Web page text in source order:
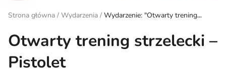
Kontakt
Strona główna / Wydarzenia / Wydarzenie: "Otwarty trening
Otwarty trening strzelecki –
Pistolet